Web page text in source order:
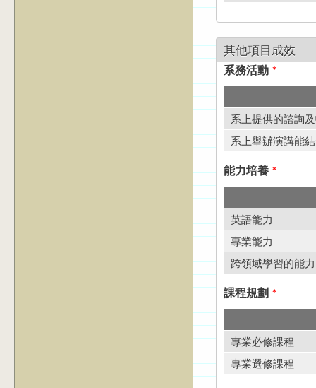
其他項目成效
系務活動 *
系上提供的諮詢
系上舉辦演講能
能力培養 *
英語能力
專業能力
跨領域學習的能力
課程規劃 *
專業必修課程
專業選修課程